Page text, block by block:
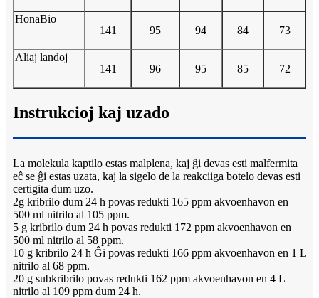
HonaBio
141
95 94 84 73
Aliaj landoj
141
96 95 85 72
Instrukcioj kaj uzado
La molekula kaptilo estas malplena, kaj ĝi devas esti malfermita
eĉ se ĝi estas uzata, kaj la sigelo de la reakciiga botelo devas esti
certigita dum uzo.
2g kribrilo dum 24 h povas redukti 165 ppm akvoenhavon en
500 ml nitrilo al 105 ppm.
5 g kribrilo dum 24 h povas redukti 172 ppm akvoenhavon en
500 ml nitrilo al 58 ppm.
10 g kribrilo 24 h Ĝi povas redukti 166 ppm akvoenhavon en 1 L
nitrilo al 68 ppm.
20 g subkribrilo povas redukti 162 ppm akvoenhavon en 4 L
nitrilo al 109 ppm dum 24 h.